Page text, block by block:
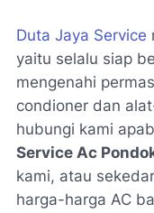
Duta Jaya Service
yaitu selalu siap
mengenahi
condioner dan
hubungi kami
Service Ac
kami, atau
harga-harga AC